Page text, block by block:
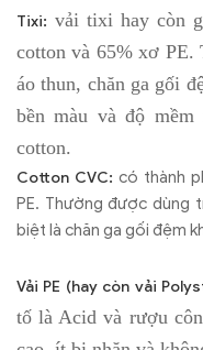
Tixi: vải tixi hay còn
cotton và 65% xơ PE.
áo thun, chăn ga gối
bền màu và độ
cotton.
Cotton CVC: có thành
PE. Thường được dùng
biệt là chăn ga gối đệm
Vải PE (hay còn vải
tố là Acid và rượu